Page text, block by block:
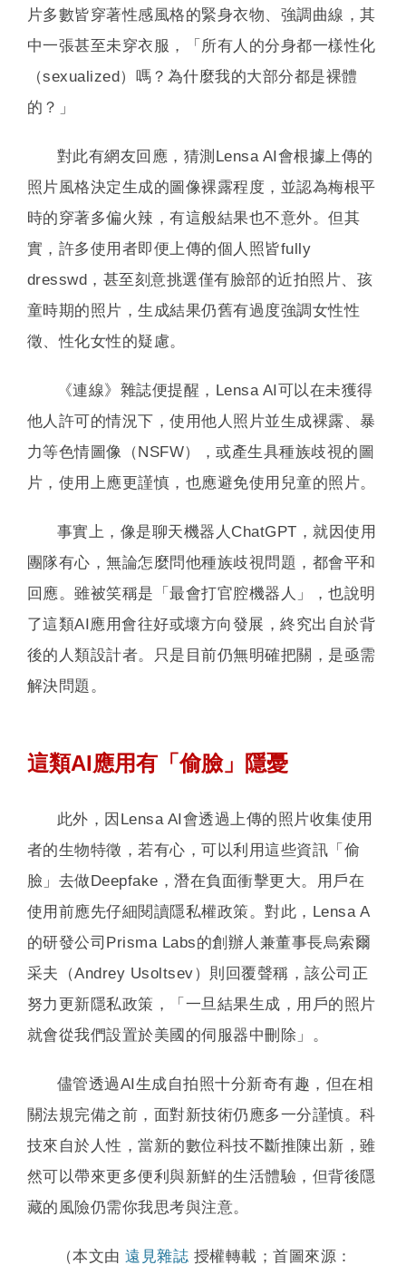
片多數皆穿著性感風格的緊身衣物、強調曲線，其
中一張甚至未穿衣服，「所有人的分身都一樣性化
（sexualized）嗎？為什麼我的大部分都是裸體
的？」
對此有網友回應，猜測Lensa AI會根據上傳的
照片風格決定生成的圖像裸露程度，並認為梅根平
時的穿著多偏火辣，有這般結果也不意外。但其
實，許多使用者即便上傳的個人照皆fully
dresswd，甚至刻意挑選僅有臉部的近拍照片、孩
童時期的照片，生成結果仍舊有過度強調女性性
徵、性化女性的疑慮。
《連線》雜誌便提醒，Lensa AI可以在未獲得
他人許可的情況下，使用他人照片並生成裸露、暴
力等色情圖像（NSFW），或產生具種族歧視的圖
片，使用上應更謹慎，也應避免使用兒童的照片。
事實上，像是聊天機器人ChatGPT，就因使用
團隊有心，無論怎麼問他種族歧視問題，都會平和
回應。雖被笑稱是「最會打官腔機器人」，也說明
了這類AI應用會往好或壞方向發展，終究出自於背
後的人類設計者。只是目前仍無明確把關，是亟需
解決問題。
這類AI應用有「偷臉」隱憂
此外，因Lensa AI會透過上傳的照片收集使用
者的生物特徵，若有心，可以利用這些資訊「偷
臉」去做Deepfake，潛在負面衝擊更大。用戶在
使用前應先仔細閱讀隱私權政策。對此，Lensa A
的研發公司Prisma Labs的創辦人兼董事長烏索爾
采夫（Andrey Usoltsev）則回覆聲稱，該公司正
努力更新隱私政策，「一旦結果生成，用戶的照片
就會從我們設置於美國的伺服器中刪除」。
儘管透過AI生成自拍照十分新奇有趣，但在相
關法規完備之前，面對新技術仍應多一分謹慎。科
技來自於人性，當新的數位科技不斷推陳出新，雖
然可以帶來更多便利與新鮮的生活體驗，但背後隱
藏的風險仍需你我思考與注意。
（本文由遠見雜誌 授權轉載；首圖來源：